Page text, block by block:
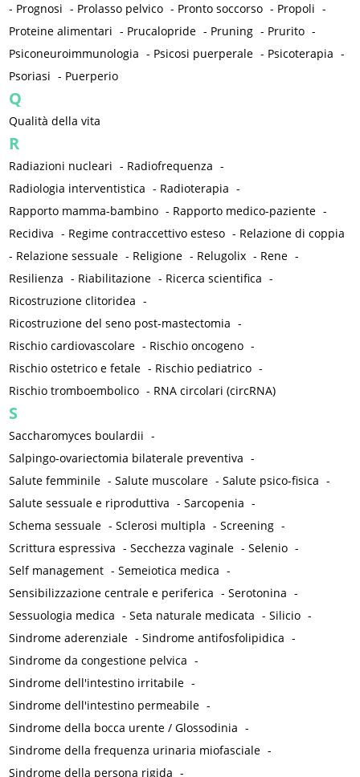
- Prognosi - Prolasso pelvico - Pronto soccorso - Propoli -
Proteine alimentari - Prucalopride - Pruning - Prurito -
Psiconeuroimmunologia - Psicosi puerperale - Psicoterapia -
Psoriasi - Puerperio
Q
Qualità della vita
R
Radiazioni nucleari - Radiofrequenza -
Radiologia interventistica - Radioterapia -
Rapporto mamma-bambino - Rapporto medico-paziente -
Recidiva - Regime contraccettivo esteso - Relazione di coppia
- Relazione sessuale - Religione - Relugolix - Rene -
Resilienza - Riabilitazione - Ricerca scientifica -
Ricostruzione clitoridea -
Ricostruzione del seno post-mastectomia -
Rischio cardiovascolare - Rischio oncogeno -
Rischio ostetrico e fetale - Rischio pediatrico -
Rischio tromboembolico - RNA circolari (circRNA)
S
Saccharomyces boulardii -
Salpingo-ovariectomia bilaterale preventiva -
Salute femminile -Salute muscolare -Salute psico-fisica -
Salute sessuale e riproduttiva -Sarcopenia -
Schema sessuale -Sclerosi multipla -Screening -
Scrittura espressiva -Secchezza vaginale -Selenio -
Self management -Semeiotica medica -
Sensibilizzazione centrale e periferica -Serotonina -
Sessuologia medica -Seta naturale medicata -Silicio -
Sindrome aderenziale -Sindrome antifosfolipidica -
Sindrome da congestione pelvica -
Sindrome dell'intestino irritabile -
Sindrome dell'intestino permeabile -
Sindrome della bocca urente / Glossodinia -
Sindrome della frequenza urinaria miofasciale -
Sindrome della persona rigida -